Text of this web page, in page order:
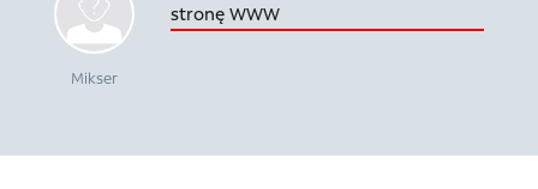
Mikser
stronę WWW